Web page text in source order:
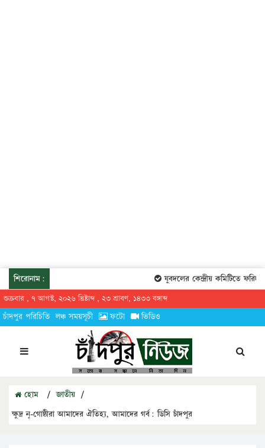
শিরোনাম: যুবদলের কেন্দ্রীয় কমিটিতে
শুক্রবার , ৭ আগস্ট, ২০২৬ খ্রিষ্টাব্দ , ২৩ শ্রাবণ, ১৪৩৩ বঙ্গাব্দ
চাঁদপুর পরিচিতি লঞ্চ সময়সূচী ফটো ভিডিও
হোম / জাতীয় /
ক্ষুদ্র নৃ-গোষ্ঠীরা আমাদের ঐতিহ্য, আমাদের গর্ব: ডিসি চাঁদপুর